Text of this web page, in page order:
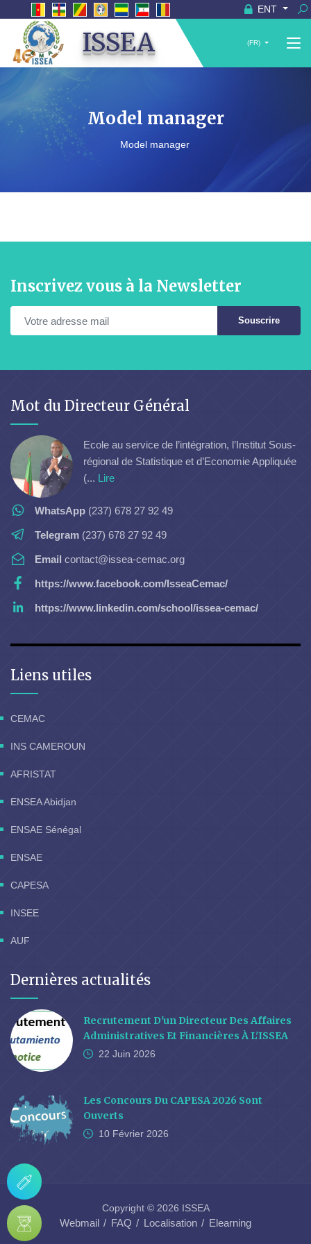
ENT
ISSEA (FR)
Model manager
Model manager
Inscrivez vous à la Newsletter
Souscrire
Mot du Directeur Général
Ecole au service de l’intégration, l’Institut Sous-
régional de Statistique et d’Economie Appliquée
(... Lire
WhatsApp (237) 678 27 92 49
Telegram (237) 678 27 92 49
Email contact@issea-cemac.org
https://www.facebook.com/IsseaCemac/
https://www.linkedin.com/school/issea-cemac/
Liens utiles
CEMAC
INS CAMEROUN
AFRISTAT
ENSEA Abidjan
ENSAE Sénégal
ENSAE
CAPESA
INSEE
AUF
Dernières actualités
Recrutement D'un Directeur Des Affaires
Administratives Et Financières À L'ISSEA
22 Juin 2026
Les Concours Du CAPESA 2026 Sont
Ouverts
10 Février 2026
Copyright © 2026 ISSEA
Webmail FAQ Localisation Elearning